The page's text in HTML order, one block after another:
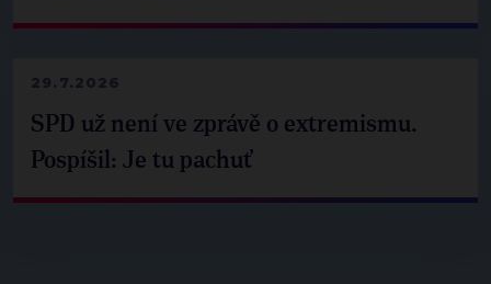
29.7.2026
SPD už není ve zprávě o extremismu.
Pospíšil: Je tu pachuť